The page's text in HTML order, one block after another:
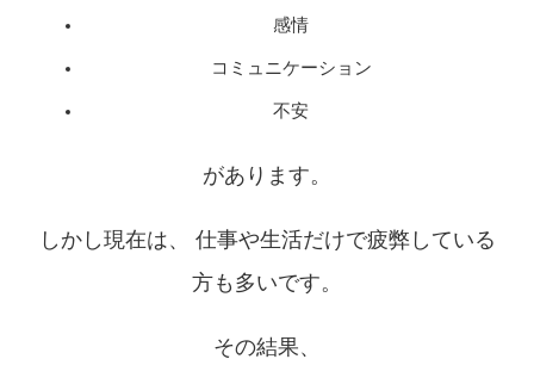
感情
コミュニケーション
不安
があります。
しかし現在は、 仕事や生活だけで疲弊している
方も多いです。
その結果、